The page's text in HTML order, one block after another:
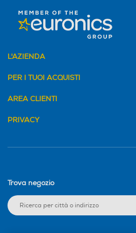
L'AZIENDA
PER I TUOI ACQUISTI
AREA CLIENTI
PRIVACY
Trova negozio